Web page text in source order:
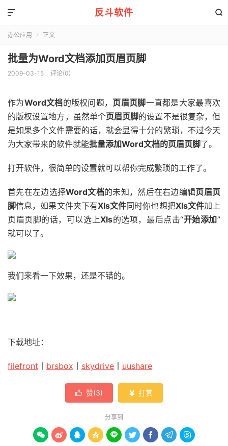
反斗软件 

办公应用  正文
批量为Word文档添加页眉页脚
2009-03-15 评论(0)
作为Word文档的版权问题， 页眉页脚一直都是大家最喜欢
的版权设置地方，虽然单个页眉页脚的设置不是很复杂，但
是如果多个文件需要的话，就会显得十分的繁琐，不过今天
为大家带来的软件就能批量添加Word文档的页眉页脚了。
打开软件，很简单的设置就可以帮你完成繁琐的工作了。
首先在左边选择Word文档的未知，然后在右边编辑页眉页
脚信息，如果文件夹下有Xls文件同时你也想把Xls文件加上
页眉页脚的话，可以选上Xls的选项，最后点击“开始添加”
就可以了。
我们来看一下效果，还是不错的。
下载地址：
filefront brsbox skydrive uushare
 赞(3)  打赏
分享到
        